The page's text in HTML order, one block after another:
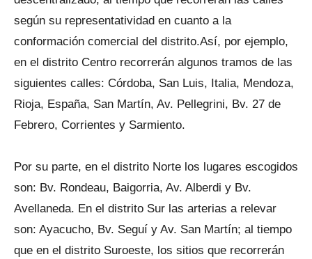
según su representatividad en cuanto a la
conformación comercial del distrito.Así, por ejemplo,
en el distrito Centro recorrerán algunos tramos de las
siguientes calles: Córdoba, San Luis, Italia, Mendoza,
Rioja, España, San Martín, Av. Pellegrini, Bv. 27 de
Febrero, Corrientes y Sarmiento.
Por su parte, en el distrito Norte los lugares escogidos
son: Bv. Rondeau, Baigorria, Av. Alberdi y Bv.
Avellaneda. En el distrito Sur las arterias a relevar
son: Ayacucho, Bv. Seguí y Av. San Martín; al tiempo
que en el distrito Suroeste, los sitios que recorrerán